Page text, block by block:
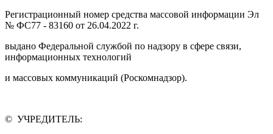
Регистрационный номер средства массовой информации Эл
№ ФС77 - 83160 от 26.04.2022 г.
выдано Федеральной службой по надзору в сфере связи,
информационных технологий
и массовых коммуникаций (Роскомнадзор).
© УЧРЕДИТЕЛЬ: